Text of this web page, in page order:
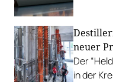
neuer
Der
in der